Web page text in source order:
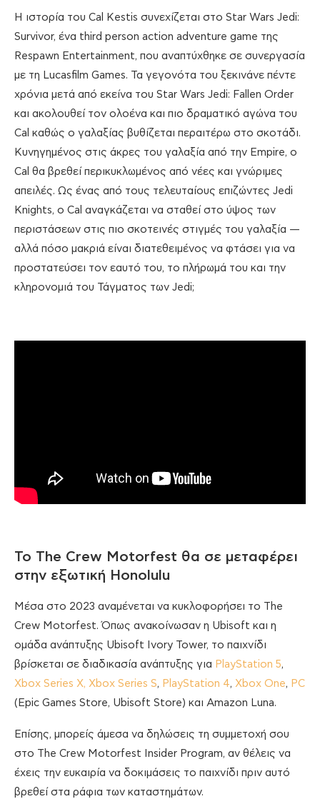
Η ιστορία του Cal Kestis συνεχίζεται στο Star Wars Jedi:
Survivor, ένα third person action adventure game της
Respawn Entertainment, που αναπτύχθηκε σε συνεργασία
με τη Lucasfilm Games. Τα γεγονότα του ξεκινάνε πέντε
χρόνια μετά από εκείνα του Star Wars Jedi: Fallen Order
και ακολουθεί τον ολοένα και πιο δραματικό αγώνα του
Cal καθώς ο γαλαξίας βυθίζεται περαιτέρω στο σκοτάδι.
Κυνηγημένος στις άκρες του γαλαξία από την Empire, ο
Cal θα βρεθεί περικυκλωμένος από νέες και γνώριμες
απειλές. Ως ένας από τους τελευταίους επιζώντες Jedi
Knights, ο Cal αναγκάζεται να σταθεί στο ύψος των
περιστάσεων στις πιο σκοτεινές στιγμές του γαλαξία —
αλλά πόσο μακριά είναι διατεθειμένος να φτάσει για να
προστατεύσει τον εαυτό του, το πλήρωμά του και την
κληρονομιά του Τάγματος των Jedi;
Το The Crew Motorfest θα σε μεταφέρει
στην εξωτική Honolulu
Μέσα στο 2023 αναμένεται να κυκλοφορήσει το The
Crew Motorfest. Όπως ανακοίνωσαν η Ubisoft και η
ομάδα ανάπτυξης Ubisoft Ivory Tower, το παιχνίδι
βρίσκεται σε διαδικασία ανάπτυξης για PlayStation 5,
Xbox Series X, Xbox Series S, PlayStation 4, Xbox One, PC
(Epic Games Store, Ubisoft Store) και Amazon Luna.
Επίσης, μπορείς άμεσα να δηλώσεις τη συμμετοχή σου
στο The Crew Motorfest Insider Program, αν θέλεις να
έχεις την ευκαιρία να δοκιμάσεις το παιχνίδι πριν αυτό
βρεθεί στα ράφια των καταστημάτων.